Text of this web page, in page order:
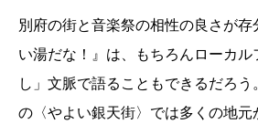
別府の街と音楽祭の相性の良さが
い湯だな！』は、もちろんローカル
し」文脈で語ることもできるだろ
の〈やよい銀天街〉では多くの地元